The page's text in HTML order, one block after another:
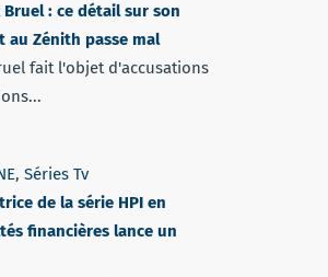
Bruel : ce détail sur son
au Zénith passe mal
fait l'objet d'accusations
, Séries Tv
de la série HPI en
financières lance un